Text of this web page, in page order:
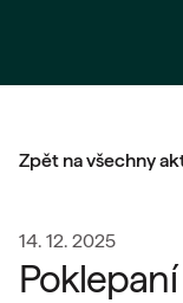
Zpět na všechny
14. 12. 2025